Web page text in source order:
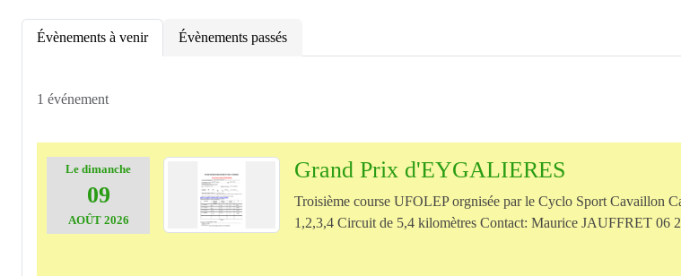
Évènements à venir Évènements passés
1 événement
Ledimanche
09
AOÛT 2026
Grand Prix d'EYGALIERES
Troisième course UFOLEP orgnisée par le Cyclo Sport Cavaillon
1,2,3,4 Circuit de 5,4 kilomètres Contact: Maurice JAUFFRET 06